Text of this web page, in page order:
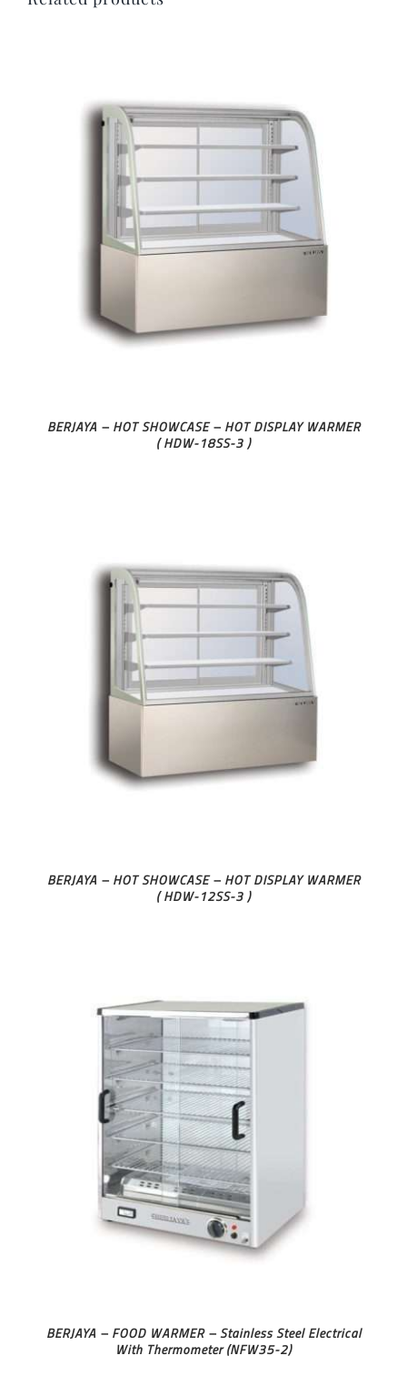
BERJAYA – HOT SHOWCASE – HOT DISPLAY WARMER
( HDW-18SS-3 )
BERJAYA – HOT SHOWCASE – HOT DISPLAY WARMER
( HDW-12SS-3 )
BERJAYA – FOOD WARMER – Stainless Steel Electrical
With Thermometer (NFW35-2)